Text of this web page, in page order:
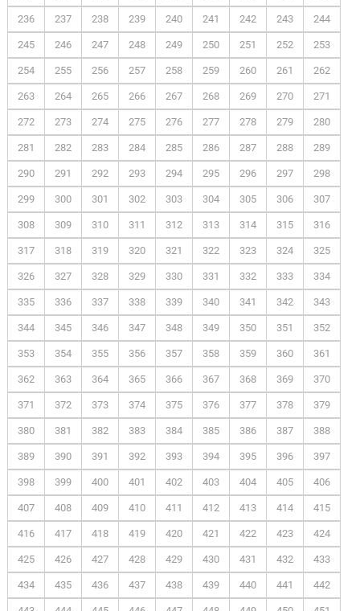
236 237 238 239 240 241 242 243 244
245 246 247 248 249 250 251 252 253
254 255 256 257 258 259 260 261 262
263 264 265 266 267 268 269 270 271
272 273 274 275 276 277 278 279 280
281 282 283 284 285 286 287 288 289
290 291 292 293 294 295 296 297 298
299 300 301 302 303 304 305 306 307
308 309 310 311 312 313 314 315 316
317 318 319 320 321 322 323 324 325
326 327 328 329 330 331 332 333 334
335 336 337 338 339 340 341 342 343
344 345 346 347 348 349 350 351 352
353 354 355 356 357 358 359 360 361
362 363 364 365 366 367 368 369 370
371 372 373 374 375 376 377 378 379
380 381 382 383 384 385 386 387 388
389 390 391 392 393 394 395 396 397
398 399 400 401 402 403 404 405 406
407 408 409 410 411 412 413 414 415
416 417 418 419 420 421 422 423 424
425 426 427 428 429 430 431 432 433
434 435 436 437 438 439 440 441 442